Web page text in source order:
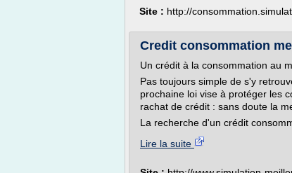
Site : http://
Credit consommation
Un crédit à la consommation au
Pas toujours simple de s'y
prochaine loi vise à protéger les
rachat de crédit : sans doute la
La recherche d'un crédit
Lire la suite